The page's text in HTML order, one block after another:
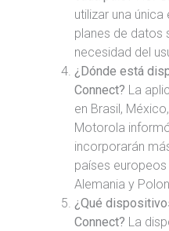
utilizar una
planes de datos
necesidad del
¿Dónde está
Connect? La
en Brasil,
Motorola
incorporarán
países
Alemania y
¿Qué
Connect? La